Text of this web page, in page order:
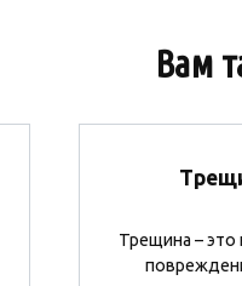
Вам
Трещина –